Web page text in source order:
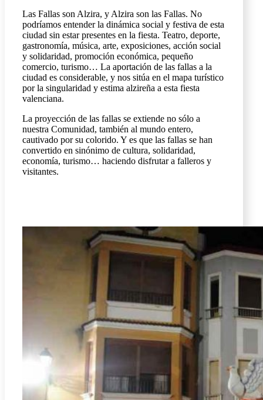
Las Fallas son Alzira, y Alzira son las Fallas. No
podríamos entender la dinámica social y festiva de esta
ciudad sin estar presentes en la fiesta. Teatro, deporte,
gastronomía, música, arte, exposiciones, acción social
y solidaridad, promoción económica, pequeño
comercio, turismo… La aportación de las fallas a la
ciudad es considerable, y nos sitúa en el mapa turístico
por la singularidad y estima alzireña a esta fiesta
valenciana.
La proyección de las fallas se extiende no sólo a
nuestra Comunidad, también al mundo entero,
cautivado por su colorido. Y es que las fallas se han
convertido en sinónimo de cultura, solidaridad,
economía, turismo… haciendo disfrutar a falleros y
visitantes.